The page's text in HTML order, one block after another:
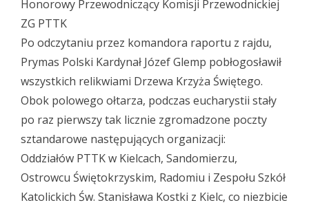
Honorowy Przewodniczący Komisji Przewodnickiej
ZG PTTK
Po odczytaniu przez komandora raportu z rajdu,
Prymas Polski Kardynał Józef Glemp pobłogosławił
wszystkich relikwiami Drzewa Krzyża Świętego.
Obok polowego ołtarza, podczas eucharystii stały
po raz pierwszy tak licznie zgromadzone poczty
sztandarowe następujących organizacji:
Oddziałów PTTK w Kielcach, Sandomierzu,
Ostrowcu Świętokrzyskim, Radomiu i Zespołu Szkół
Katolickich Św. Stanisława Kostki z Kielc, co niezbicie